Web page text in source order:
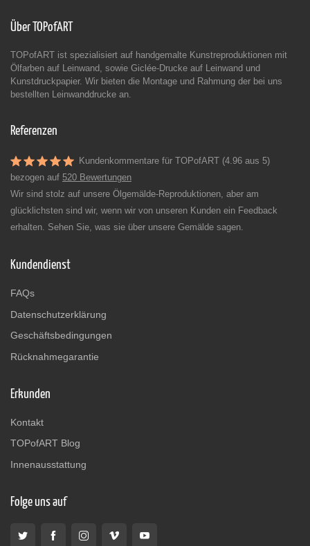
Über TOPofART
TOPofART ist spezialisiert auf handgemalte Kunstreproduktionen mit
Ölfarben auf Leinwand, sowie Giclée-Drucke auf Leinwand und
Kunstdruckpapier. Wir bieten die Montage und Rahmung der bei uns
bestellten Leinwanddrucke an.
Referenzen
Kundenkommentare für TOPofART (4.96 aus 5)
bezogen auf 520 Bewertungen
Wir sind stolz auf unsere Ölgemälde-Reproduktionen, aber am
glücklichsten sind wir, wenn wir von unseren Kunden ein Feedback
erhalten. Sehen Sie, was sie über unsere Gemälde sagen.
Kundendienst
FAQs
Datenschutzerklärung
Geschäftsbedingungen
Rücknahmegarantie
Erkunden
Kontakt
TOPofART Blog
Innenausstattung
Folge uns auf